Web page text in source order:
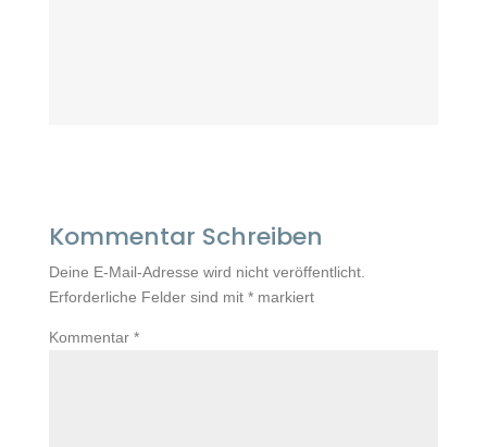
Kommentar Schreiben
Deine E-Mail-Adresse wird nicht veröffentlicht.
Erforderliche Felder sind mit *markiert
Kommentar *